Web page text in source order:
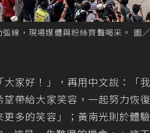
線，現場媒體與粉絲齊聲喝采。 圖／
家好！」，再用中文說：「我
帶給大家笑容，一起努力恢復
多的笑容」；黃南光則於體驗